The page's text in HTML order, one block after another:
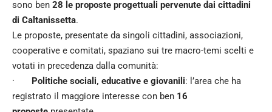
sono ben 28 le proposte progettuali pervenute dai cittadini
di Caltanissetta.
Le proposte, presentate da singoli cittadini, associazioni,
cooperative e comitati, spaziano sui tre macro-temi scelti e
votati in precedenza dalla comunità:
· Politiche sociali, educative e giovanili: l’area che ha
registrato il maggiore interesse con ben 16